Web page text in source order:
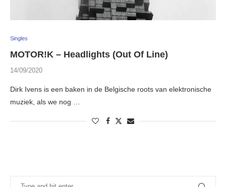
Singles
MOTOR!K – Headlights (Out Of Line)
14/09/2020
Dirk Ivens is een baken in de Belgische roots van elektronische
muziek, als we nog …